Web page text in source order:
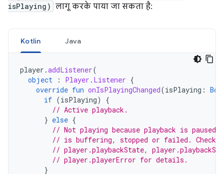
isPlaying) लागू करके पाया जा सकता है:
Kotlin Java
player .addListener(
object
: Player . Listener {
override fun onIsPlayingChanged(isPlaying :
if (isPlaying)
{
// Active playback.
} else {
// Not playing because playback is
// is buffering, stopped or failed. Check
// player.playbackState,
// player.playerError for details.
}